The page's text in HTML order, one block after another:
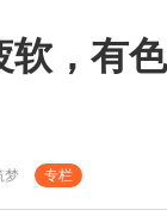
，有
梦 专栏